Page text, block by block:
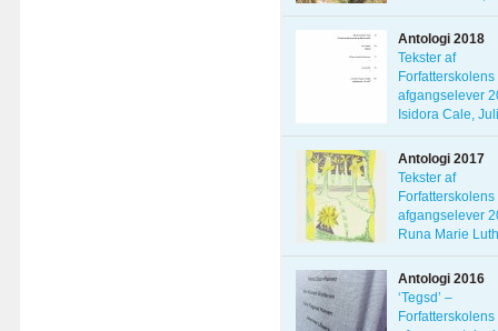
[…]
Antologi 2018
Tekster af
Forfatterskolens
afgangselever
Isidora Cale,
[…]
Antologi 2017
Tekster af
Forfatterskolens
afgangselever
Runa Marie
Antologi 2016
‘Tegsd’ –
Forfatterskolens